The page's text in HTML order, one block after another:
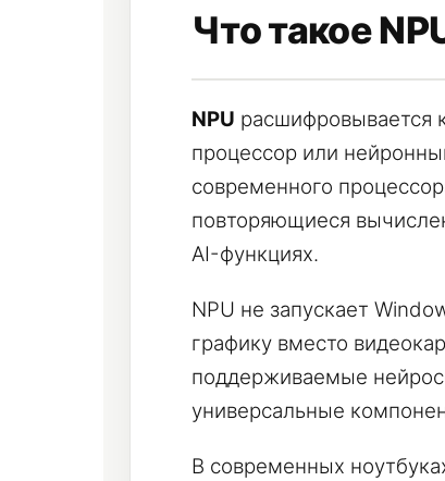
Что такое
NPU расшифровывается
процессор или
современного
повторяющиеся
AI-функциях.
NPU не запускает
графику вместо
поддерживаемые
универсальные
В современных